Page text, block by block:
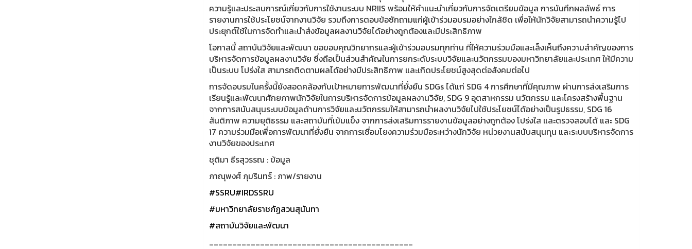
ความรู้และประสบการณ์เกี่ยวกับการใช้งานระบบ NRIIS พร้อมให้คำแนะนำเกี่ยวกับการจัดเตรียมข้อมูล การบันทึกผลลัพธ์ การ
รายงานการใช้ประโยชน์จากงานวิจัย รวมถึงการตอบข้อซักถามแก่ผู้เข้าร่วมอบรมอย่างใกล้ชิด เพื่อให้นักวิจัยสามารถนำความรู้ไป
ประยุกต์ใช้ในการจัดทำและนำส่งข้อมูลผลงานวิจัยได้อย่างถูกต้องและมีประสิทธิภาพ
โอกาสนี้ สถาบันวิจัยและพัฒนา ขอขอบคุณวิทยากรและผู้เข้าร่วมอบรมทุกท่าน ที่ให้ความร่วมมือและเล็งเห็นถึงความสำคัญของการ
บริหารจัดการข้อมูลผลงานวิจัย ซึ่งถือเป็นส่วนสำคัญในการยกระดับระบบวิจัยและนวัตกรรมของมหาวิทยาลัยและประเทศ ให้มีความ
เป็นระบบ โปร่งใส สามารถติดตามผลได้อย่างมีประสิทธิภาพ และเกิดประโยชน์สูงสุดต่อสังคมต่อไป
การจัดอบรมในครั้งนี้ยังสอดคล้องกับเป้าหมายการพัฒนาที่ยั่งยืน SDGs ได้แก่ SDG 4 การศึกษาที่มีคุณภาพ ผ่านการส่งเสริมการ
เรียนรู้และพัฒนาศักยภาพนักวิจัยในการบริหารจัดการข้อมูลผลงานวิจัย, SDG 9 อุตสาหกรรม นวัตกรรม และโครงสร้างพื้นฐาน
จากการสนับสนุนระบบข้อมูลด้านการวิจัยและนวัตกรรมให้สามารถนำผลงานวิจัยไปใช้ประโยชน์ได้อย่างเป็นรูปธรรม, SDG 16
สันติภาพ ความยุติธรรม และสถาบันที่เข้มแข็ง จากการส่งเสริมการรายงานข้อมูลอย่างถูกต้อง โปร่งใส และตรวจสอบได้ และ SDG
17 ความร่วมมือเพื่อการพัฒนาที่ยั่งยืน จากการเชื่อมโยงความร่วมมือระหว่างนักวิจัย หน่วยงานสนับสนุนทุน และระบบบริหารจัดการ
งานวิจัยของประเทศ
ชุติมา ธีรสุวรรณ : ข้อมูล
ภาณุพงศ์ ภุมรินทร์ : ภาพ/รายงาน
#SSRU#IRDSSRU
#มหาวิทยาลัยราชภัฏสวนสุนันทา
#สถาบันวิจัยและพัฒนา
____________________________________________